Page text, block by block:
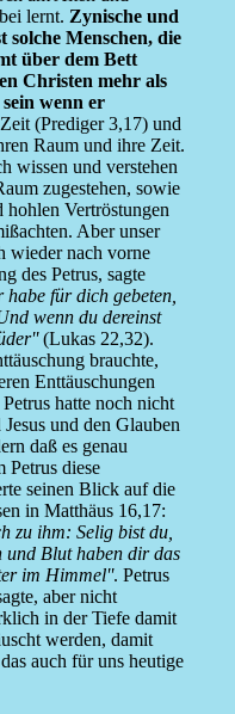
lernt. Zynische und
solche Menschen, die
über dem Bett
Christen mehr als
wenn er
(Prediger 3,17) und
Raum und ihre Zeit.
wissen und verstehen
zugestehen, sowie
Vertröstungen
Aber unser
wieder nach vorne
des Petrus, sagte
habe für dich gebeten,
wenn du dereinst
(Lukas 22,32).
brauchte,
Enttäuschungen
hatte noch nicht
und den Glauben
daß es genau
Petrus diese
seinen Blick auf die
in Matthäus 16,17:
zu ihm: Selig bist du,
und Blut haben dir das
im Himmel''. Petrus
aber nicht
in der Tiefe damit
werden, damit
auch für uns heutige